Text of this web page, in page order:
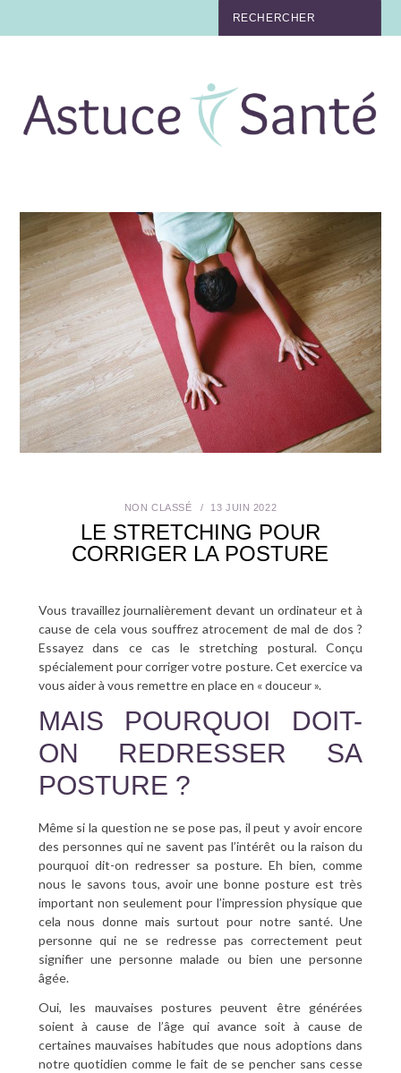
TABAC
NUTRITION
MÉDECINE
MÉDECINE DOUCE
BIEN-ÊTRE
SANTÉ BUCCO-DENTAIRE
CONTACT
NON CLASSÉ 13 JUIN 2022
LE STRETCHING POUR
CORRIGER LA POSTURE
Vous travaillez journalièrement devant un ordinateur et à
cause de cela vous souffrez atrocement de mal de dos ?
Essayez dans ce cas le stretching postural. Conçu
spécialement pour corriger votre posture. Cet exercice va
vous aider à vous remettre en place en « douceur ».
MAIS POURQUOI DOIT-
ON REDRESSER SA
POSTURE ?
Même si la question ne se pose pas, il peut y avoir encore
des personnes qui ne savent pas l’intérêt ou la raison du
pourquoi dit-on redresser sa posture. Eh bien, comme
nous le savons tous, avoir une bonne posture est très
important non seulement pour l’impression physique que
cela nous donne mais surtout pour notre santé. Une
personne qui ne se redresse pas correctement peut
signifier une personne malade ou bien une personne
âgée.
Oui, les mauvaises postures peuvent être générées
soient à cause de l’âge qui avance soit à cause de
certaines mauvaises habitudes que nous adoptions dans
notre quotidien comme le fait de se pencher sans cesse